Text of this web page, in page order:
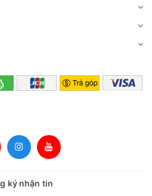
ký nhận tin